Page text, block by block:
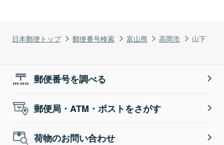
日本郵便トップ 郵便番号検索 富山県 高岡市 山下
郵便番号を調べる
郵便局・ATM・ポストをさがす
荷物のお問い合わせ